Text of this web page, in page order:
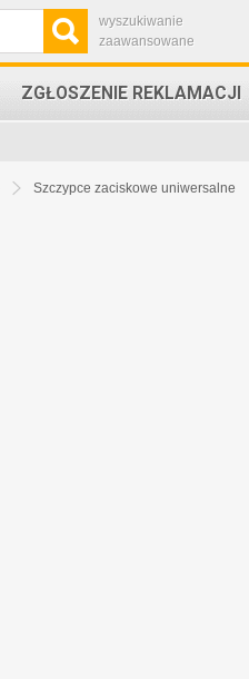
wyszukiwanie
zaawansowane
ZGŁOSZENIE REKLAMACJI
Szczypce zaciskowe uniwersalne